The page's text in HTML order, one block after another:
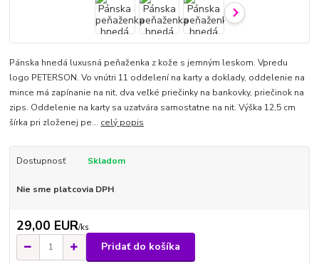
Pánska hnedá luxusná peňaženka z kože s jemným leskom. Vpredu
logo PETERSON. Vo vnútri 11 oddelení na karty a doklady, oddelenie na
mince má zapínanie na nit, dva veľké priečinky na bankovky, priečinok na
zips. Oddelenie na karty sa uzatvára samostatne na nit. Výška 12,5 cm
šírka pri zloženej pe... celý popis
Dostupnosť Skladom
Nie sme platcovia DPH
29,00 EUR/ks
Pridať do košíka